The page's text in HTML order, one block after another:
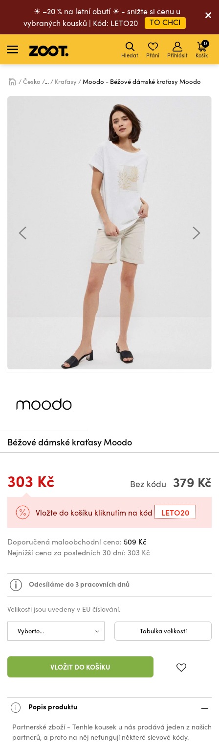
☀ –20 % na letní obutí ☀ - snižte si cenu u
vybraných kousků | Kód: LETO20
TO CHCI
Hledat Přání Přihlásit Košík
0
Česko ... Kraťasy Moodo - Béžové dámské kraťasy Moodo
Béžové dámské kraťasy Moodo
303 Kč Bez kódu 379 Kč
Vložte do košíku kliknutím na kód LETO20
Doporučená maloobchodní cena: 509 Kč
Nejnižší cena za posledních 30 dní: 303 Kč
Odesíláme do 3 pracovních dnů
Velikosti jsou uvedeny v EU číslování.
Tabulka velikostí
VLOŽIT DO KOŠÍKU
Popis produktu
Partnerské zboží - Tenhle kousek u nás prodává jeden z našich
partnerů, a proto na něj nefungují některé slevové kódy.